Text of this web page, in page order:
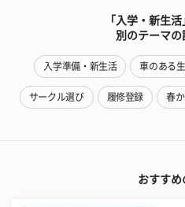
「入学・新生
別のテーマの
入学準備・新生活 車のある
サークル選び 履修登録 春
おすすめ